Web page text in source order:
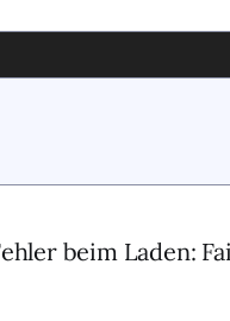
beim Laden: